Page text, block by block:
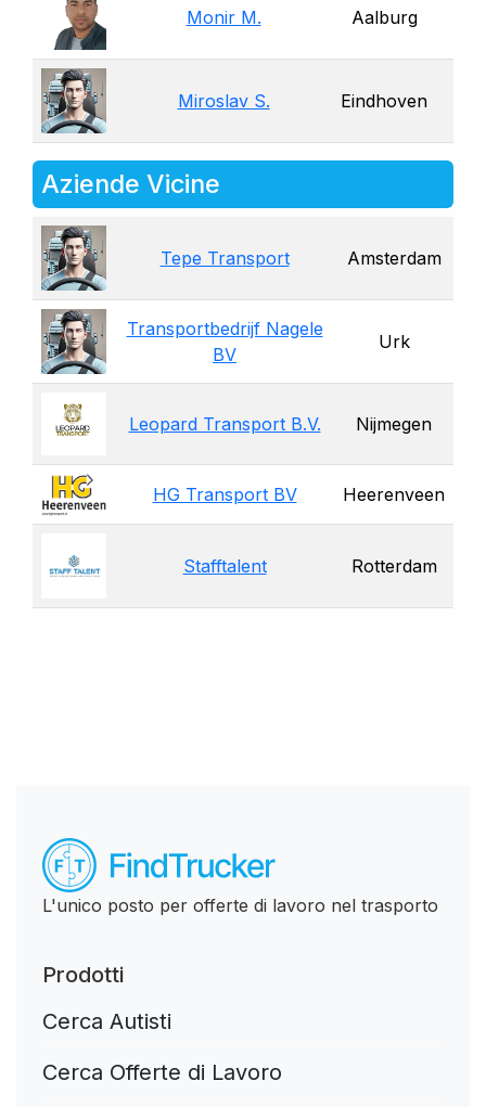
Monir M. Aalburg
Miroslav S. Eindhoven
Aziende Vicine
Tepe Transport Amsterdam
Transportbedrijf Nagele
BV
Urk
Leopard Transport B.V. Nijmegen
HG Transport BV Heerenveen
Stafftalent Rotterdam
L'unico posto per offerte di lavoro nel trasporto
Prodotti
Cerca Autisti
Cerca Offerte di Lavoro